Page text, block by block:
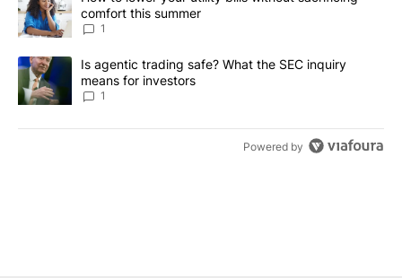
comfort this summer
1
A trending article titled "Is agentic trading safe? What the SEC
Is agentic trading safe? What the SEC inquiry
means for investors
1
Powered by